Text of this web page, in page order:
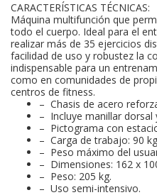
CARACTERÍSTICAS TÉCNICAS:
Máquina multifunción que
todo el cuerpo. Ideal para el
realizar más de 35 ejercicios
facilidad de uso y robustez la
indispensable para un
como en comunidades de
centros de fitness.
– Chasis de acero
– Incluye manillar dorsal
– Pictograma con
– Carga de trabajo: 90
– Peso máximo del
– Dimensiones: 162 x
– Peso: 205 kg.
– Uso semi-intensivo.